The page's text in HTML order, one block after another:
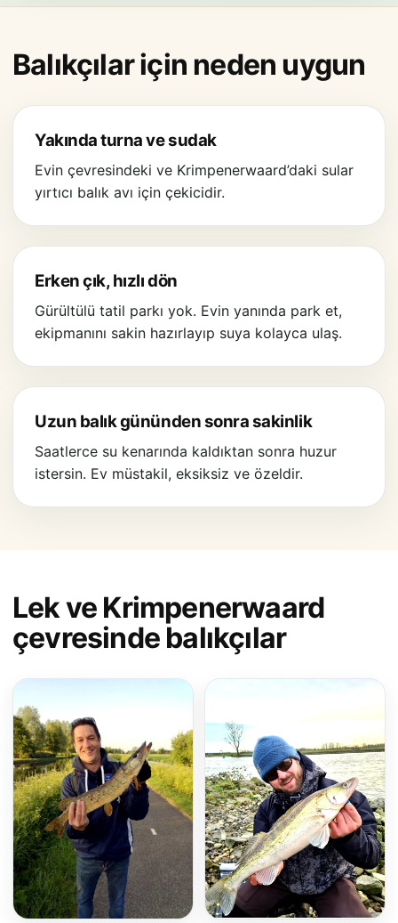
Balıkçılar için neden uygun
Yakında turna ve sudak
Evin çevresindeki ve Krimpenerwaard’daki sular
yırtıcı balık avı için çekicidir.
Erken çık, hızlı dön
Gürültülü tatil parkı yok. Evin yanında park et,
ekipmanını sakin hazırlayıp suya kolayca ulaş.
Uzun balık gününden sonra sakinlik
Saatlerce su kenarında kaldıktan sonra huzur
istersin. Ev müstakil, eksiksiz ve özeldir.
Lek ve Krimpenerwaard
çevresinde balıkçılar